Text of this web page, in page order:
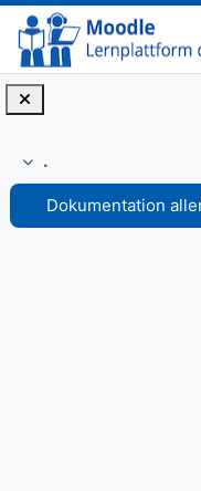
Zum Hauptinhalt
Einklappen
.